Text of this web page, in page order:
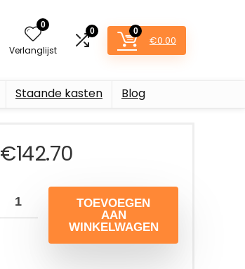
0
Verlanglijst
0 0
€0.00
Staande kasten Blog
€142.70
TOEVOEGEN
AAN
WINKELWAGEN